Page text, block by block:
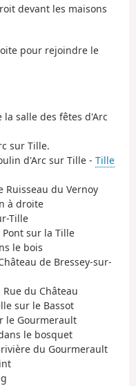
devant les maisons
pour rejoindre le
la salle des fêtes d'Arc
sur Tille.
d'Arc sur Tille - Tille
Ruisseau du Vernoy
à droite
Tille
Pont sur la Tille
le bois
de Bressey-sur-
du Château
sur le Bassot
le Gourmerault
le bosquet
du Gourmerault